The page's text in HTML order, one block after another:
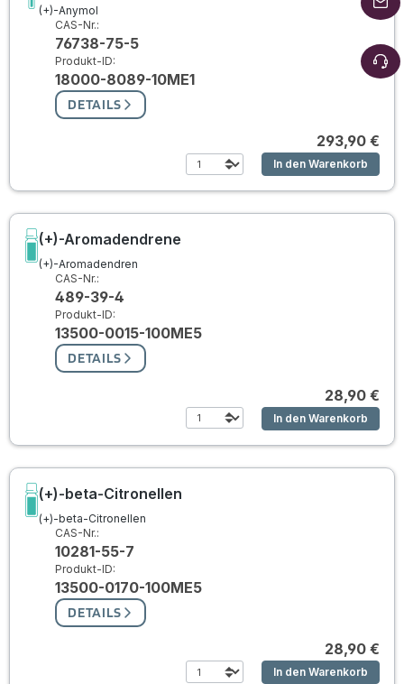
(+)-Anymol
CAS-Nr.:
76738-75-5
Produkt-ID:
18000-8089-10ME1
DETAILS
293,90 €
In den Warenkorb
(+)-Aromadendrene
(+)-Aromadendren
CAS-Nr.:
489-39-4
Produkt-ID:
13500-0015-100ME5
DETAILS
28,90 €
In den Warenkorb
(+)-beta-Citronellen
(+)-beta-Citronellen
CAS-Nr.:
10281-55-7
Produkt-ID:
13500-0170-100ME5
DETAILS
28,90 €
In den Warenkorb